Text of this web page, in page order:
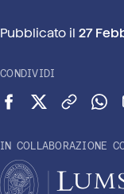
Pubblicato il 27
CONDIVIDI
Condividi su
Condividi su
Copia
IN COLLABORAZIONE